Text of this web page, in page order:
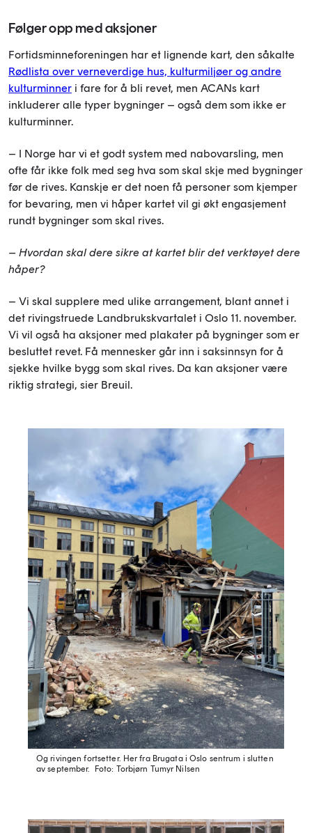
Følger opp med aksjoner
Fortidsminneforeningen har et lignende kart, den såkalte
Rødlista over verneverdige hus, kulturmiljøer og andre
kulturminner i fare for å bli revet, men ACANs kart
inkluderer alle typer bygninger – også dem som ikke er
kulturminner.
– I Norge har vi et godt system med nabovarsling, men
ofte får ikke folk med seg hva som skal skje med bygninger
før de rives. Kanskje er det noen få personer som kjemper
for bevaring, men vi håper kartet vil gi økt engasjement
rundt bygninger som skal rives.
– Hvordan skal dere sikre at kartet blir det verktøyet dere
håper?
– Vi skal supplere med ulike arrangement, blant annet i
det rivingstruede Landbrukskvartalet i Oslo 11. november.
Vi vil også ha aksjoner med plakater på bygninger som er
besluttet revet. Få mennesker går inn i saksinnsyn for å
sjekke hvilke bygg som skal rives. Da kan aksjoner være
riktig strategi, sier Breuil.
Og rivingen fortsetter. Her fra Brugata i Oslo sentrum i slutten
av september.
Foto: Torbjørn Tumyr Nilsen